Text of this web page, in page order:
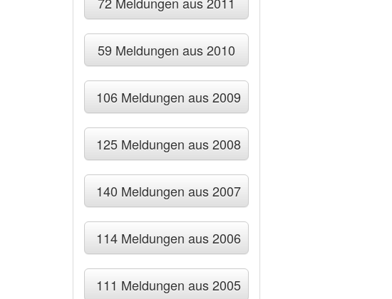
59 Meldungen aus 2010
106 Meldungen aus 2009
125 Meldungen aus 2008
140 Meldungen aus 2007
114 Meldungen aus 2006
111 Meldungen aus 2005